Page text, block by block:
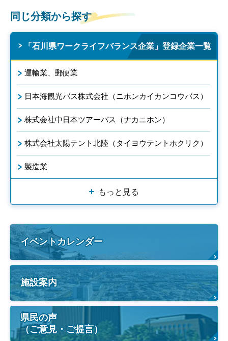
同じ分類から探す
「石川県ワークライフバランス企業」登録企業一覧
運輸業、郵便業
日本海観光バス株式会社（ニホンカイカンコウバス）
株式会社中日本ツアーバス（ナカニホン）
株式会社太陽テント北陸（タイヨウテントホクリク）
製造業
もっと見る
イベントカレンダー
施設案内
県民の声
（ご意見・ご提言）